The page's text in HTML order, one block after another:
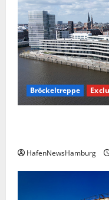
Bröckeltreppe
HafenNewsHamburg